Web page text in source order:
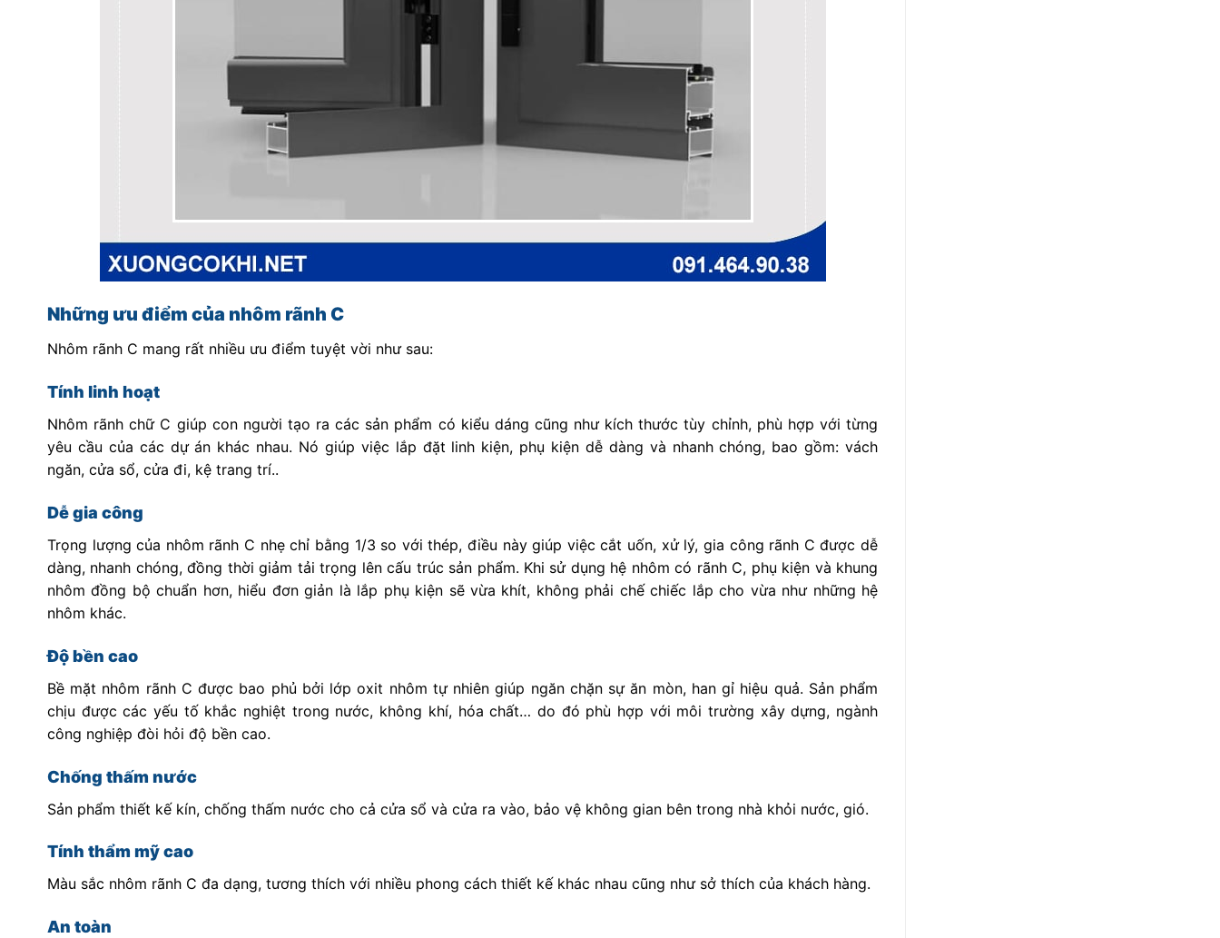
Những ưu điểm của nhôm rãnh C
Nhôm rãnh C mang rất nhiều ưu điểm tuyệt vời như sau:
Tính linh hoạt
Nhôm rãnh chữ C giúp con người tạo ra các sản phẩm có kiểu dáng cũng như kích thước tùy chỉnh, phù hợp với từng
yêu cầu của các dự án khác nhau. Nó giúp việc lắp đặt linh kiện, phụ kiện dễ dàng và nhanh chóng, bao gồm: vách
ngăn, cửa sổ, cửa đi, kệ trang trí..
Dễ gia công
Trọng lượng của nhôm rãnh C nhẹ chỉ bằng 1/3 so với thép, điều này giúp việc cắt uốn, xử lý, gia công rãnh C được dễ
dàng, nhanh chóng, đồng thời giảm tải trọng lên cấu trúc sản phẩm. Khi sử dụng hệ nhôm có rãnh C, phụ kiện và khung
nhôm đồng bộ chuẩn hơn, hiểu đơn giản là lắp phụ kiện sẽ vừa khít, không phải chế chiếc lắp cho vừa như những hệ
nhôm khác.
Độ bền cao
Bề mặt nhôm rãnh C được bao phủ bởi lớp oxit nhôm tự nhiên giúp ngăn chặn sự ăn mòn, han gỉ hiệu quả. Sản phẩm
chịu được các yếu tố khắc nghiệt trong nước, không khí, hóa chất… do đó phù hợp với môi trường xây dựng, ngành
công nghiệp đòi hỏi độ bền cao.
Chống thấm nước
Sản phẩm thiết kế kín, chống thấm nước cho cả cửa sổ và cửa ra vào, bảo vệ không gian bên trong nhà khỏi nước, gió.
Tính thẩm mỹ cao
Màu sắc nhôm rãnh C đa dạng, tương thích với nhiều phong cách thiết kế khác nhau cũng như sở thích của khách hàng.
An toàn